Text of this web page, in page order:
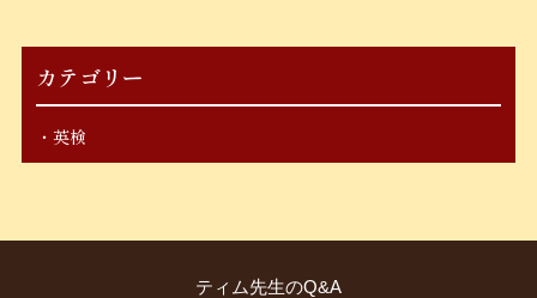
カテゴリー
英検
ティム先生のQ&A